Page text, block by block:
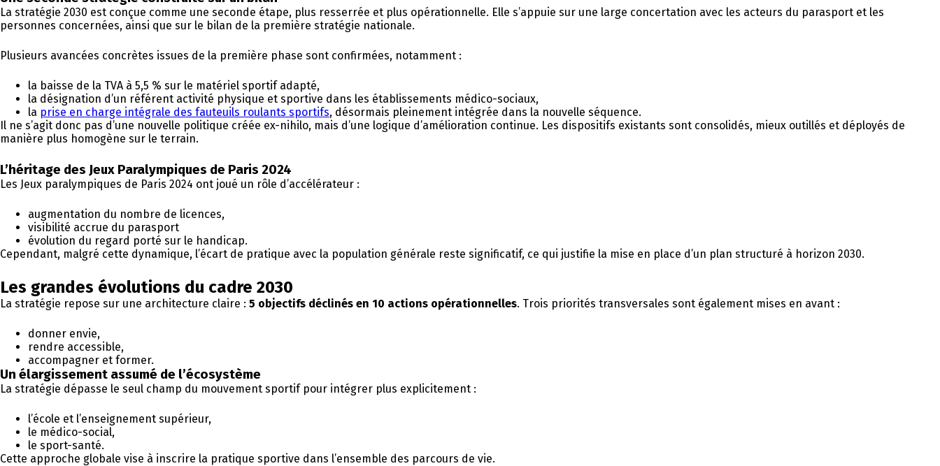
La stratégie 2030 est conçue comme une seconde étape, plus resserrée et plus opérationnelle. Elle s’appuie sur une large concertation avec les acteurs du parasport et les
personnes concernées, ainsi que sur le bilan de la première stratégie nationale.
Plusieurs avancées concrètes issues de la première phase sont confirmées, notamment :
la baisse de la TVA à 5,5 % sur le matériel sportif adapté,
la désignation d’un référent activité physique et sportive dans les établissements médico-sociaux,
la prise en charge intégrale des fauteuils roulants sportifs, désormais pleinement intégrée dans la nouvelle séquence.
Il ne s’agit donc pas d’une nouvelle politique créée ex-nihilo, mais d’une logique d’amélioration continue. Les dispositifs existants sont consolidés, mieux outillés et déployés de
manière plus homogène sur le terrain.
L’héritage des Jeux Paralympiques de Paris 2024
Les Jeux paralympiques de Paris 2024 ont joué un rôle d’accélérateur :
augmentation du nombre de licences,
visibilité accrue du parasport
évolution du regard porté sur le handicap.
Cependant, malgré cette dynamique, l’écart de pratique avec la population générale reste significatif, ce qui justifie la mise en place d’un plan structuré à horizon 2030.
Les grandes évolutions du cadre 2030
La stratégie repose sur une architecture claire : 5 objectifs déclinés en 10 actions opérationnelles. Trois priorités transversales sont également mises en avant :
donner envie,
rendre accessible,
accompagner et former.
Un élargissement assumé de l’écosystème
La stratégie dépasse le seul champ du mouvement sportif pour intégrer plus explicitement :
l’école et l’enseignement supérieur,
le médico-social,
le sport-santé.
Cette approche globale vise à inscrire la pratique sportive dans l’ensemble des parcours de vie.